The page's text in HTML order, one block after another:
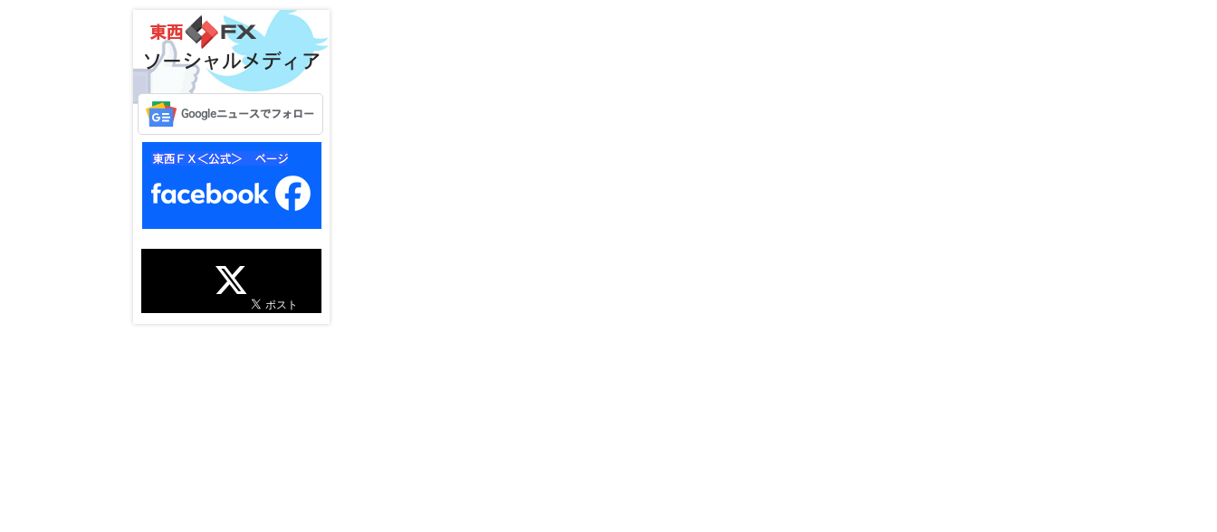
ソーシャルメディア
Googleニュースでフォロー